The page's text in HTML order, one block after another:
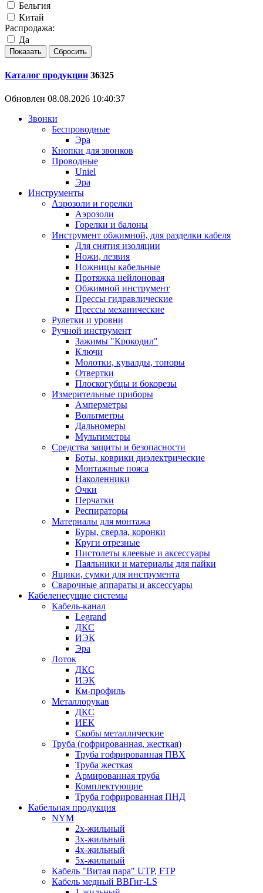
Бельгия
Китай
Распродажа:
Да
Каталог продукции 36325
Обновлен 08.08.2026 10:40:37
Звонки
Беспроводные
Эра
Кнопки для звонков
Проводные
Uniel
Эра
Инструменты
Аэрозоли и горелки
Аэрозоли
Горелки и балоны
Инструмент обжимной, для разделки кабеля
Для снятия изоляции
Ножи, лезвия
Ножницы кабельные
Протяжка нейлоновая
Обжимной инструмент
Прессы гидравлические
Прессы механические
Рулетки и уровни
Ручной инструмент
Зажимы "Крокодил"
Ключи
Молотки, кувалды, топоры
Отвертки
Плоскогубцы и бокорезы
Измерительные приборы
Амперметры
Вольтметры
Дальномеры
Мультиметры
Средства защиты и безопасности
Боты, коврики диэлектрические
Монтажные пояса
Наколенники
Очки
Перчатки
Респираторы
Материалы для монтажа
Буры, сверла, коронки
Круги отрезные
Пистолеты клеевые и аксессуары
Паяльники и материалы для пайки
Ящики, сумки для инструмента
Сварочные аппараты и аксессуары
Кабеленесущие системы
Кабель-канал
Legrand
ДКС
ИЭК
Эра
Лоток
ДКС
ИЭК
Км-профиль
Металлорукав
ДКС
ИЕК
Скобы металлические
Труба (гофрированная, жесткая)
Труба гофрированная ПВХ
Труба жесткая
Армированная труба
Комплектующие
Труба гофрированная ПНД
Кабельная продукция
NYM
2х-жильный
3х-жильный
4х-жильный
5х-жильный
Кабель "Витая пара" UTP, FTP
Кабель медный ВВГнг-LS